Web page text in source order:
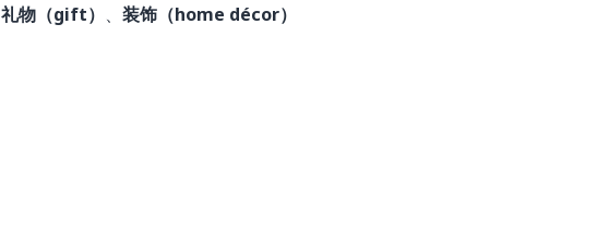
礼物（gift） 、 装饰（home décor）